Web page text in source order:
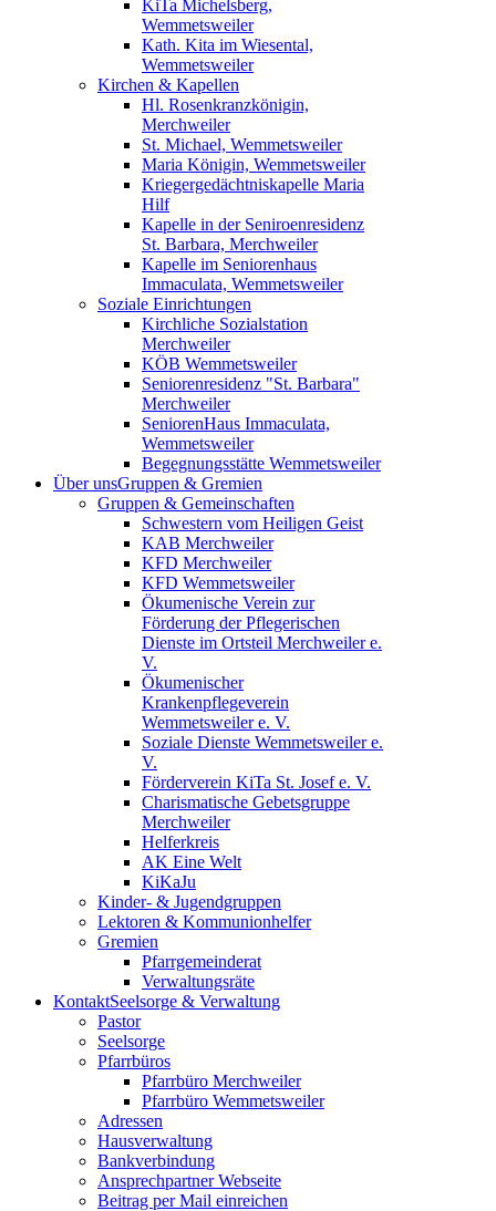
KiTa Michelsberg,
Wemmetsweiler
Kath. Kita im Wiesental,
Wemmetsweiler
Kirchen & Kapellen
Hl. Rosenkranzkönigin,
Merchweiler
St. Michael, Wemmetsweiler
Maria Königin, Wemmetsweiler
Kriegergedächtniskapelle Maria
Hilf
Kapelle in der Seniroenresidenz
St. Barbara, Merchweiler
Kapelle im Seniorenhaus
Immaculata, Wemmetsweiler
Soziale Einrichtungen
Kirchliche Sozialstation
Merchweiler
KÖB Wemmetsweiler
Seniorenresidenz "St. Barbara"
Merchweiler
SeniorenHaus Immaculata,
Wemmetsweiler
Begegnungsstätte Wemmetsweiler
Über unsGruppen & Gremien
Gruppen & Gemeinschaften
Schwestern vom Heiligen Geist
KAB Merchweiler
KFD Merchweiler
KFD Wemmetsweiler
Ökumenische Verein zur
Förderung der Pflegerischen
Dienste im Ortsteil Merchweiler e.
V.
Ökumenischer
Krankenpflegeverein
Wemmetsweiler e. V.
Soziale Dienste Wemmetsweiler e.
V.
Förderverein KiTa St. Josef e. V.
Charismatische Gebetsgruppe
Merchweiler
Helferkreis
AK Eine Welt
KiKaJu
Kinder- & Jugendgruppen
Lektoren & Kommunionhelfer
Gremien
Pfarrgemeinderat
Verwaltungsräte
KontaktSeelsorge & Verwaltung
Pastor
Seelsorge
Pfarrbüros
Pfarrbüro Merchweiler
Pfarrbüro Wemmetsweiler
Adressen
Hausverwaltung
Bankverbindung
Ansprechpartner Webseite
Beitrag per Mail einreichen